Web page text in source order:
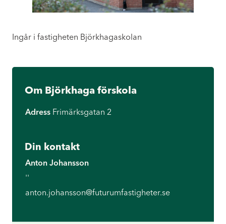
Ingår i fastigheten Björkhagaskolan
Om Björkhaga förskola
Adress Frimärksgatan 2
Din kontakt
Anton Johansson
''
anton.johansson@futurumfastigheter.se